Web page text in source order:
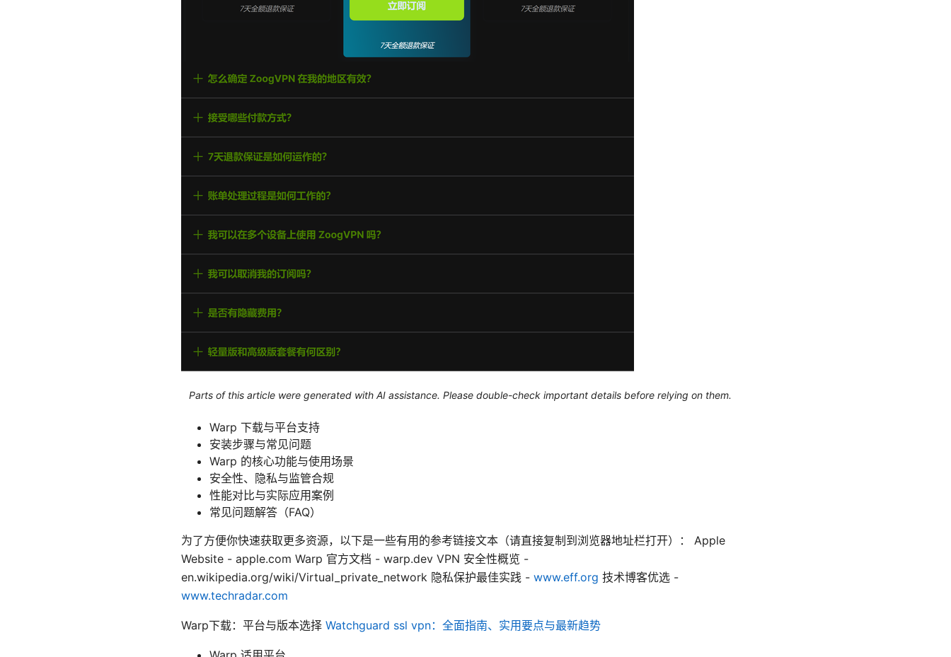
Parts of this article were generated with AI assistance. Please double-check important details before relying on them.
Warp 下载与平台支持
安装步骤与常见问题
Warp 的核心功能与使用场景
安全性、隐私与监管合规
性能对比与实际应用案例
常见问题解答（FAQ）
为了方便你快速获取更多资源，以下是一些有用的参考链接文本（请直接复制到浏览器地址栏打开）： Apple
Website - apple.com Warp 官方文档 - warp.dev VPN 安全性概览 -
en.wikipedia.org/wiki/Virtual_private_network 隐私保护最佳实践 - www.eff.org 技术博客优选 -
www.techradar.com
Warp下载：平台与版本选择 Watchguard ssl vpn：全面指南、实用要点与最新趋势